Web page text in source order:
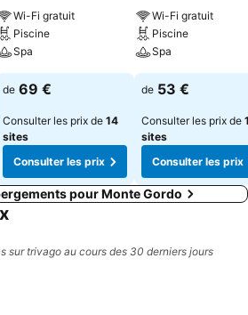
Wi-Fi gratuit
Piscine
Spa
de 69 €
Consulter les prix de 14
sites
Consulter les prix
Wi-Fi gratuit
Piscine
Spa
de 53 €
Consulter les prix de
sites
Consulter les prix
pour Monte Gordo
sur trivago au cours des 30 derniers jours